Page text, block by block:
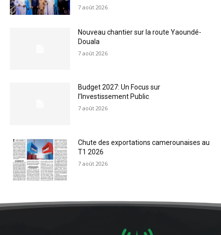
7 août 2026
Nouveau chantier sur la route Yaoundé-
Douala
7 août 2026
Budget 2027: Un Focus sur
l’Investissement Public
7 août 2026
Chute des exportations camerounaises au
T1 2026
7 août 2026